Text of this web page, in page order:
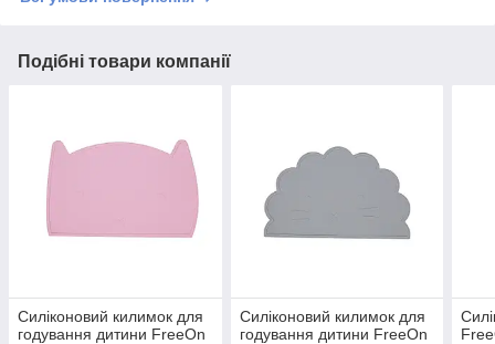
Подібні товари компанії
Силіконовий килимок для
годування дитини FreeOn
Силіконовий килимок для
годування дитини FreeOn